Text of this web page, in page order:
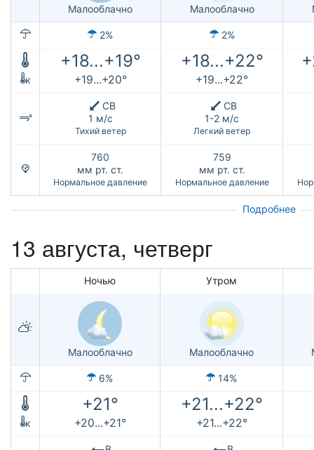
Малооблачно Малооблачно
2% 2%
+18...+19° +18...+22°
к +19...+20° +19...+22°
СВ
1 м/с
Тихий ветер
СВ
1-2 м/с
Легкий ветер
760
мм рт. ст.
Нормальное давление
759
мм рт. ст.
Нормальное давление
Подробнее
13 августа, четверг
Ночью Утром
Малооблачно Малооблачно
6% 14%
+21° +21...+22°
к +20...+21° +21...+22°